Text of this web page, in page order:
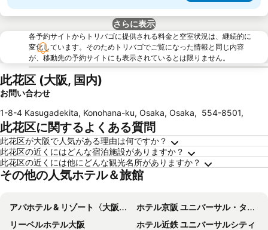
さらに表示
各予約サイトからトリバゴに提供される料金と空室状況は、継続的に
変化しています。そのためトリバゴでご覧になった情報と同じ内容
が、移動先の予約サイトにも表示されているとは限りません。
此花区 (大阪, 国内)
お問い合わせ
1-8-4 Kasugadekita, Konohana-ku, Osaka, Osaka, 554-8501,
此花区に関するよくある質問
此花区が大阪で人気がある理由は何ですか？
此花区の近くにはどんな宿泊施設がありますか？
此花区の近くには他にどんな観光名所がありますか？
その他の人気ホテル＆旅館
アパホテル & リゾート〈大阪なんば駅前タワー〉
ホテル京阪 ユニバーサル・タワー
リーベルホテル大阪
ホテル近鉄 ユニバーサルシティ